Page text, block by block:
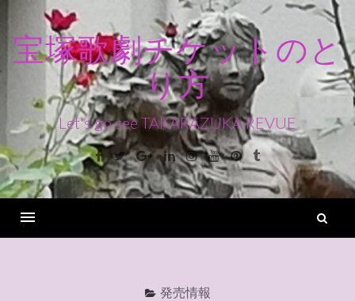
ン
ス
キ
ッ
宝塚歌劇チケットのと
り方
Let's go see TAKARAZUKA REVUE
Facebook
TwitterGoogle+LinkedinInstagram
YoutubePinterest
Tumblr
発売情報